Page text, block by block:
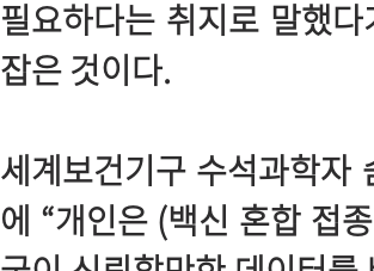
필요하다는 취지로 말했
잡은 것이다.
세계보건기구 수석과학자
에 “개인은 (백신 혼합 접